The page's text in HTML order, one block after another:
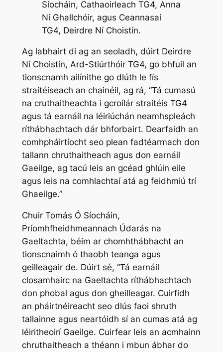
Síocháin, Cathaoirleach TG4, Anna
Ní Ghallchóir, agus Ceannasaí
TG4, Deirdre Ní Choistín.
Ag labhairt di ag an seoladh, dúirt Deirdre
Ní Choistín, Ard-Stiúrthóir TG4, go bhfuil an
tionscnamh ailínithe go dlúth le fís
straitéiseach an chainéil, ag rá, “Tá cumasú
na cruthaitheachta i gcroílár straitéis TG4
agus tá earnáil na léiriúchán neamhspleách
ríthábhachtach dár bhforbairt. Dearfaidh an
comhpháirtíocht seo plean fadtéarmach don
tallann chruthaitheach agus don earnáil
Gaeilge, ag tacú leis an gcéad ghlúin eile
agus leis na comhlachtaí atá ag feidhmiú trí
Ghaeilge.”
Chuir Tomás Ó Síocháin,
Príomhfheidhmeannach Údarás na
Gaeltachta, béim ar chomhthábhacht an
tionscnaimh ó thaobh teanga agus
geilleagair de. Dúirt sé, “Tá earnáil
closamhairc na Gaeltachta ríthábhachtach
don phobal agus don gheilleagar. Cuirfidh
an pháirtnéireacht seo dlús faoi shruth
tallainne agus neartóidh sí an cumas atá ag
léiritheoirí Gaeilge. Cuirfear leis an acmhainn
chruthaitheach a théann i mbun ábhar do